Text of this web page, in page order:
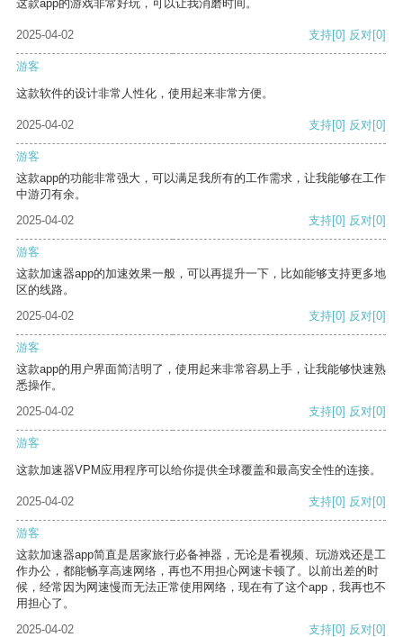
这款app的游戏非常好玩，可以让我消磨时间。
2025-04-02 支持[0] 反对[0]
游客
这款软件的设计非常人性化，使用起来非常方便。
2025-04-02 支持[0] 反对[0]
游客
这款app的功能非常强大，可以满足我所有的工作需求，让我能够在工作
中游刃有余。
2025-04-02
支持[0] 反对[0]
游客
这款加速器app的加速效果一般，可以再提升一下，比如能够支持更多地
区的线路。
2025-04-02
支持[0] 反对[0]
游客
这款app的用户界面简洁明了，使用起来非常容易上手，让我能够快速熟
悉操作。
2025-04-02
支持[0] 反对[0]
游客
这款加速器VPM应用程序可以给你提供全球覆盖和最高安全性的连接。
2025-04-02 支持[0] 反对[0]
游客
这款加速器app简直是居家旅行必备神器，无论是看视频、玩游戏还是工
作办公，都能畅享高速网络，再也不用担心网速卡顿了。以前出差的时
候，经常因为网速慢而无法正常使用网络，现在有了这个app，我再也不
用担心了。
2025-04-02
支持[0] 反对[0]